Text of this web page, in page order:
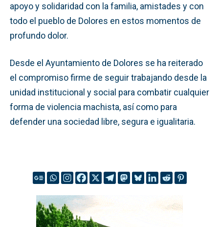
apoyo y solidaridad con la familia, amistades y con
todo el pueblo de Dolores en estos momentos de
profundo dolor.
Desde el Ayuntamiento de Dolores se ha reiterado
el compromiso firme de seguir trabajando desde la
unidad institucional y social para combatir cualquier
forma de violencia machista, así como para
defender una sociedad libre, segura e igualitaria.